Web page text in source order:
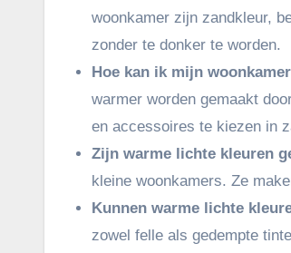
woonkamer zijn zandkleur,
zonder te donker te worden.
Hoe kan ik mijn
warmer worden gemaakt
en accessoires te kiezen in
Zijn warme lichte kleuren
kleine woonkamers. Ze
Kunnen warme lichte
zowel felle als gedempte